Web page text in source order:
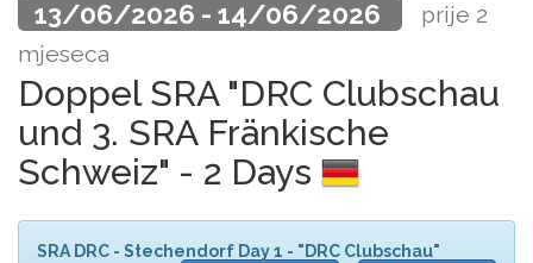
13/06/2026 - 14/06/2026
prije 2
mjeseca
Doppel SRA "DRC Clubschau
und 3. SRA Fränkische
Schweiz" - 2 Days
SRA DRC - Stechendorf Day 1 - "DRC Clubschau"